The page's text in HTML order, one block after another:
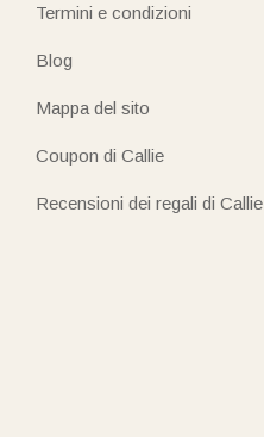
Termini e condizioni
Blog
Mappa del sito
Coupon di Callie
Recensioni dei regali di Callie